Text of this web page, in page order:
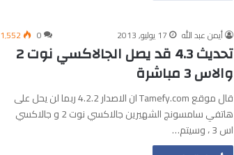
أيمن عبد الله 17 يوليو, 2013 0 1٬552
تحديث 4.3 قد يصل الجالاكسي نوت 2
والاس 3 مباشرة
قال موقع Tamefy.com ان الاصدار 4.2.2 ربما لن يحل على
هاتفي سامسونج الشهيرين جالاكسي نوت 2 و جالاكسي
اس 3 ، وسيتم…